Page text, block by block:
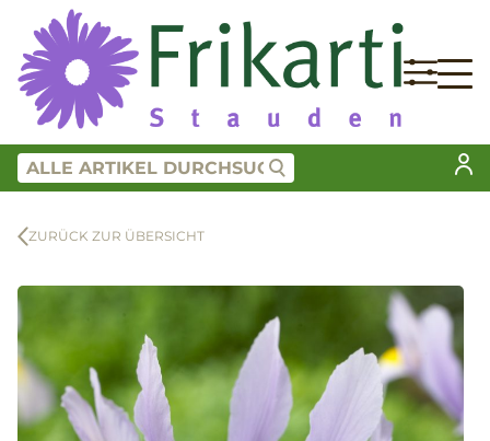
ZURÜCK ZUR ÜBERSICHT